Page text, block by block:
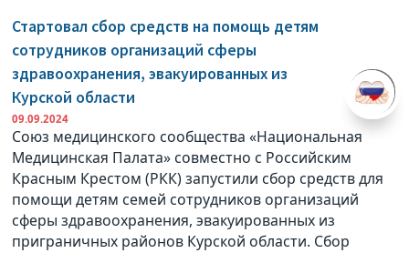
Стартовал сбор средств на помощь детям
сотрудников организаций сферы
здравоохранения, эвакуированных из
Курской области
09.09.2024
Союз медицинского сообщества «Национальная
Медицинская Палата» совместно с Российским
Красным Крестом (РКК) запустили сбор средств для
помощи детям семей сотрудников организаций
сферы здравоохранения, эвакуированных из
приграничных районов Курской области. Сбор